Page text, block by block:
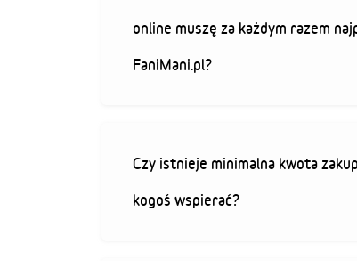
online muszę za każdym razem
FaniMani.pl?
Czy istnieje minimalna kwota
kogoś wspierać?